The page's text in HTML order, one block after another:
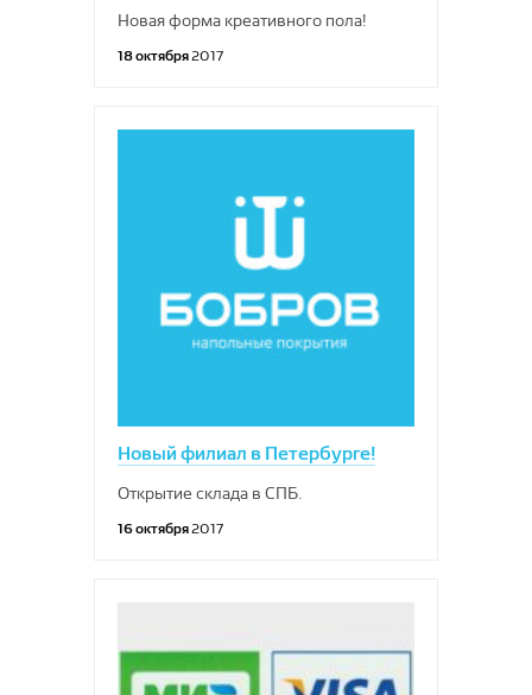
Новая форма креативного пола!
18 октября2017
Новый филиал в Петербурге!
Открытие склада в СПБ.
16 октября2017